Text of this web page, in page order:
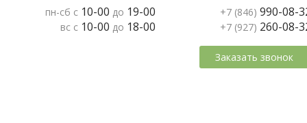
пн-сб с 10-00 до 19-00
вс с 10-00 до 18-00
+7 (846) 990-08-
+7 (927) 260-08-
Заказать звонок